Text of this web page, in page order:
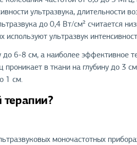
ультразвука, длительности
до 0,4 Вт/см² считается
ультразвук
6-8 см, а наиболее эффективное
в ткани на глубину до 3
1 см.
терапии?
моночастотных